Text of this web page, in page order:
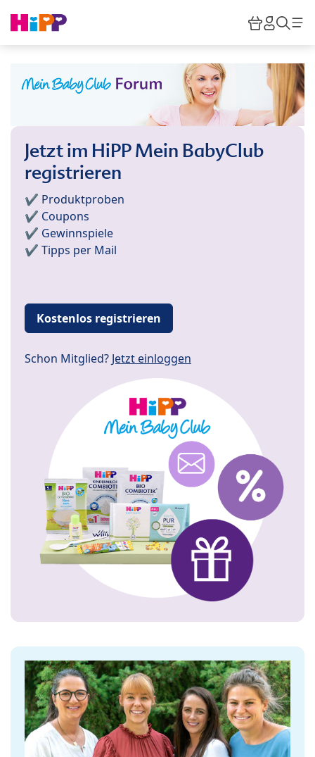
HiPP
Jetzt im HiPP Mein BabyClub
registrieren
✔️ Produktproben
✔️ Coupons
✔️ Gewinnspiele
✔️ Tipps per Mail
Kostenlos registrieren
Schon Mitglied? Jetzt einloggen